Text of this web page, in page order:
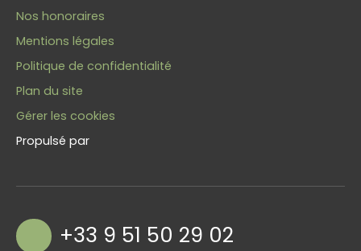
Nos honoraires
Mentions légales
Politique de confidentialité
Plan du site
Gérer les cookies
Propulsé par
+33 9 51 50 29 02